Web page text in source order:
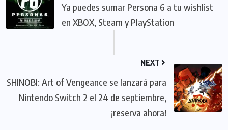
Ya puedes sumar Persona 6 a tu wishlist
en XBOX, Steam y PlayStation
NEXT
SHINOBI: Art of Vengeance se lanzará para
Nintendo Switch 2 el 24 de septiembre,
¡reserva ahora!